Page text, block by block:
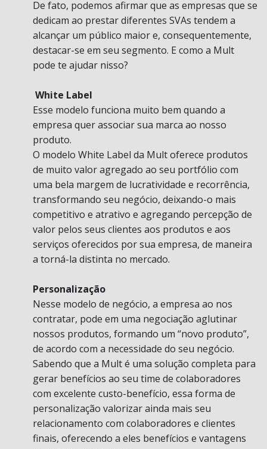
De fato, podemos afirmar que as empresas que se
dedicam ao prestar diferentes SVAs tendem a
alcançar um público maior e, consequentemente,
destacar-se em seu segmento. E como a Mult
pode te ajudar nisso?
White Label
Esse modelo funciona muito bem quando a
empresa quer associar sua marca ao nosso
produto.
O modelo White Label da Mult oferece produtos
de muito valor agregado ao seu portfólio com
uma bela margem de lucratividade e recorrência,
transformando seu negócio, deixando-o mais
competitivo e atrativo e agregando percepção de
valor pelos seus clientes aos produtos e aos
serviços oferecidos por sua empresa, de maneira
a torná-la distinta no mercado.
Personalização
Nesse modelo de negócio, a empresa ao nos
contratar, pode em uma negociação aglutinar
nossos produtos, formando um “novo produto”,
de acordo com a necessidade do seu negócio.
Sabendo que a Mult é uma solução completa para
gerar benefícios ao seu time de colaboradores
com excelente custo-benefício, essa forma de
personalização valorizar ainda mais seu
relacionamento com colaboradores e clientes
finais, oferecendo a eles benefícios e vantagens